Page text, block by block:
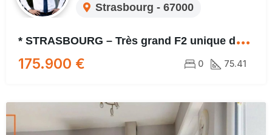
Strasbourg - 67000
*
STRASBOURG – Très grand F2 unique de par sa vue, surplombant la ville de Strasbourg !!
175.900 € 0 75.41